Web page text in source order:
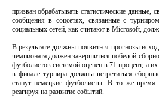
призван обрабатывать статистические
сообщения в соцсетях, связанные с
социальных сетей, как считают в Microsoft,
В результате должны появиться прогнозы
чемпионата должен завершиться победой
футболистов системой оценен в 71 процент, а
в финале турнира должны встретиться
станут немецкие футболисты. В то же время
реагируя на развитие событий.